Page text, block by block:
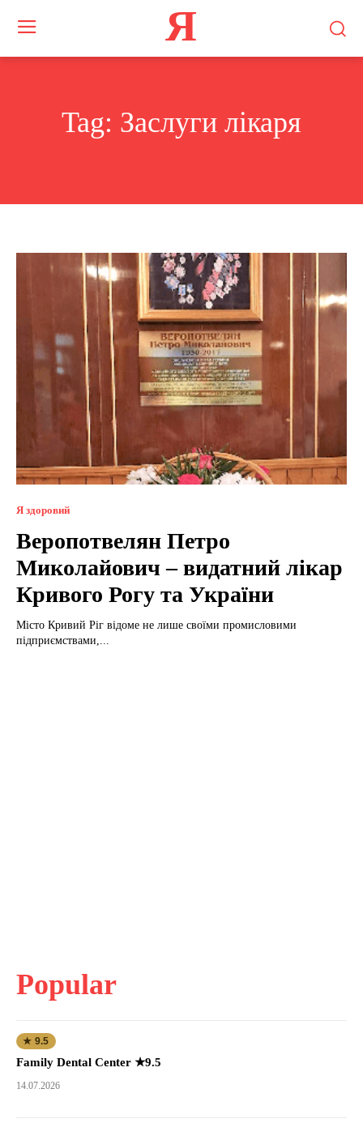
Я
Tag: Заслуги лікаря
Я здоровий
Веропотвелян Петро
Миколайович – видатний лікар
Кривого Рогу та України
Місто Кривий Ріг відоме не лише своїми промисловими
підприємствами,...
Popular
★ 9.5
Family Dental Center ★9.5
14.07.2026